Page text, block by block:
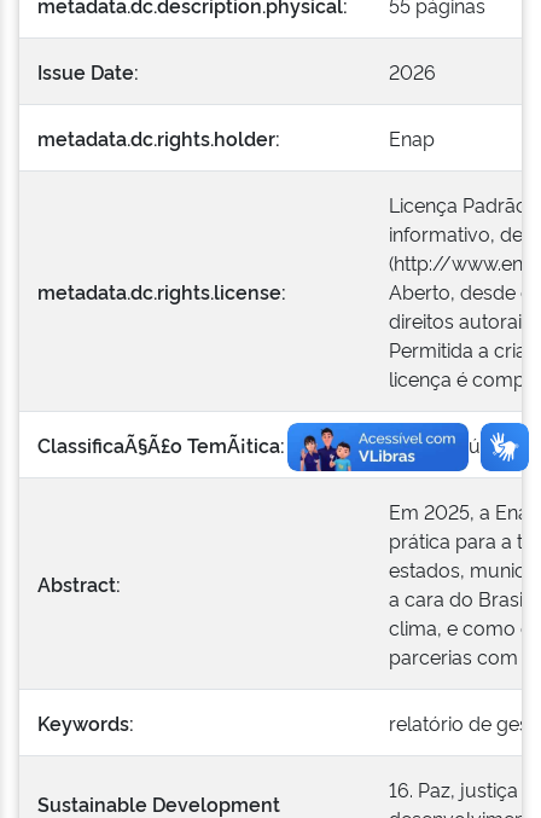
Issue Date: 2026
metadata.dc.rights.holder: Enap
metadata.dc.rights.license:
Licença Padrão
informativo,
(http://
Aberto, desde
direitos
Permitida a
licença é
ClassificaÃ§Ã£o TemÃ¡tica: Gestão Pública
Abstract:
Em 2025, a
prática para a
estados,
a cara do Brasil.
clima, e como
parcerias com
Keywords: relatório de
Sustainable Development
16. Paz, justiça